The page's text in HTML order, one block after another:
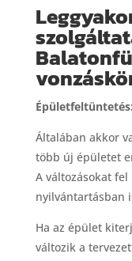
Épületfeltüntetés:
Általában akkor
több új épületet
A változásokat
nyilvántartásban
Ha az épület
változik a